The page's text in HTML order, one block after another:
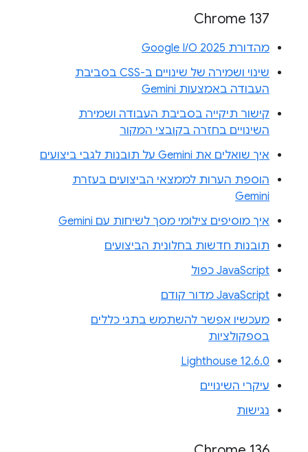
Chrome 137
מהדורת Google I/O 2025
שינוי ושמירה של שינויים ב-CSS בסביבת
העבודה באמצעות Gemini
קישור תיקייה בסביבת העבודה ושמירת
השינויים בחזרה בקובצי המקור
איך שואלים את Gemini על תובנות לגבי ביצועים
הוספת הערות לממצאי הביצועים בעזרת
Gemini
איך מוסיפים צילומי מסך לשיחות עם Gemini
תובנות חדשות בחלונית הביצועים
JavaScript כפול
JavaScript מדור קודם
מעכשיו אפשר להשתמש בתגי כללים
בספקולציות
Lighthouse 12.6.0
עיקרי השינויים
נגישות